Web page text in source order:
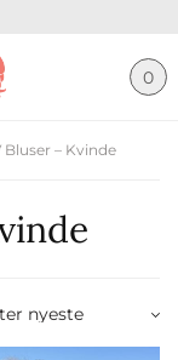
0
Bluser – Kvinde